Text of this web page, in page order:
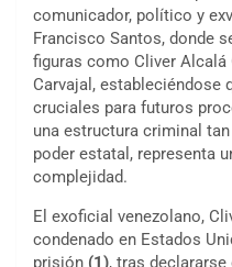
comunicador, político y
Francisco Santos, donde
figuras como Cliver Alcalá
Carvajal,
cruciales para futuros
una estructura criminal
poder estatal, representa
complejidad.
El exoficial venezolano,
condenado en Estados
prisión (1), tras